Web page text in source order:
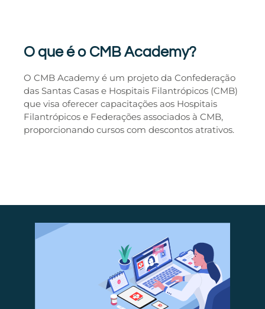
O que é o CMB Academy?
O CMB Academy é um projeto da Confederação
das Santas Casas e Hospitais Filantrópicos (CMB)
que visa oferecer capacitações aos Hospitais
Filantrópicos e Federações associados à CMB,
proporcionando cursos com descontos atrativos.